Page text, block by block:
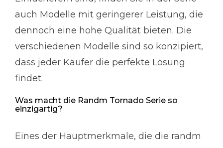
auch Modelle mit geringerer Leistung, die
dennoch eine hohe Qualität bieten. Die
verschiedenen Modelle sind so konzipiert,
dass jeder Käufer die perfekte Lösung
findet.
Was macht die Randm Tornado Serie so
einzigartig?
Eines der Hauptmerkmale, die die randm